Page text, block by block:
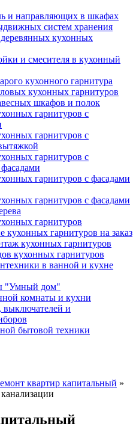
и направляющих в шкафах
систем хранения
деревянных кухонных
и смесителя в кухонный
кухонного гарнитура
кухонных гарнитуров
шкафов и полок
гарнитуров с
гарнитуров с
гарнитуров с
гарнитуров с фасадами
гарнитуров с фасадами
гарнитуров
кухонных гарнитуров на заказ
кухонных гарнитуров
кухонных гарнитуров
в ванной и кухне
"Умный дом"
комнаты и кухни
выключателей и
бытовой техники
квартир капитальный »